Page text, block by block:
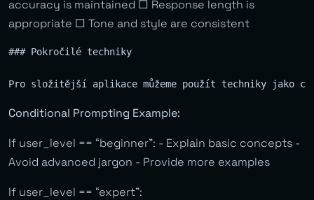
accuracy is maintained □ Response length is
appropriate □ Tone and style are consistent
### Pokročilé techniky
Conditional Prompting Example:
If user_level == “beginner”: - Explain basic concepts -
Avoid advanced jargon - Provide more examples
If user_level == “expert”: